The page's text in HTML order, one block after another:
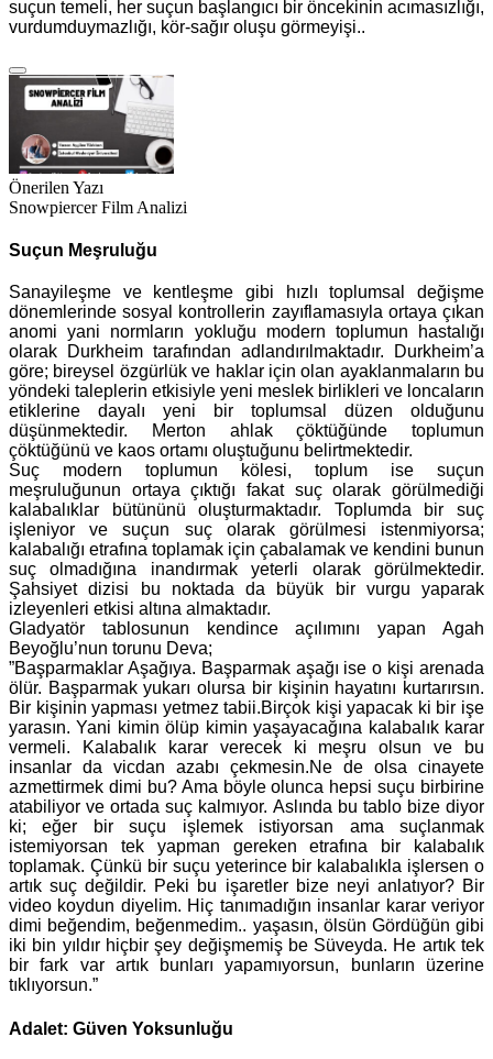
suçun temeli, her suçun başlangıcı bir öncekinin acımasızlığı,
vurdumduymazlığı, kör-sağır oluşu görmeyişi..
Önerilen Yazı
Snowpiercer Film Analizi
Suçun Meşruluğu
Sanayileşme ve kentleşme gibi hızlı toplumsal değişme
dönemlerinde sosyal kontrollerin zayıflamasıyla ortaya çıkan
anomi yani normların yokluğu modern toplumun hastalığı
olarak Durkheim tarafından adlandırılmaktadır. Durkheim’a
göre; bireysel özgürlük ve haklar için olan ayaklanmaların bu
yöndeki taleplerin etkisiyle yeni meslek birlikleri ve loncaların
etiklerine dayalı yeni bir toplumsal düzen olduğunu
düşünmektedir. Merton ahlak çöktüğünde toplumun
çöktüğünü ve kaos ortamı oluştuğunu belirtmektedir.
Suç modern toplumun kölesi, toplum ise suçun
meşruluğunun ortaya çıktığı fakat suç olarak görülmediği
kalabalıklar bütününü oluşturmaktadır. Toplumda bir suç
işleniyor ve suçun suç olarak görülmesi istenmiyorsa;
kalabalığı etrafına toplamak için çabalamak ve kendini bunun
suç olmadığına inandırmak yeterli olarak görülmektedir.
Şahsiyet dizisi bu noktada da büyük bir vurgu yaparak
izleyenleri etkisi altına almaktadır.
Gladyatör tablosunun kendince açılımını yapan Agah
Beyoğlu’nun torunu Deva;
”Başparmaklar Aşağıya. Başparmak aşağı ise o kişi arenada
ölür. Başparmak yukarı olursa bir kişinin hayatını kurtarırsın.
Bir kişinin yapması yetmez tabii.Birçok kişi yapacak ki bir işe
yarasın. Yani kimin ölüp kimin yaşayacağına kalabalık karar
vermeli. Kalabalık karar verecek ki meşru olsun ve bu
insanlar da vicdan azabı çekmesin.Ne de olsa cinayete
azmettirmek dimi bu? Ama böyle olunca hepsi suçu birbirine
atabiliyor ve ortada suç kalmıyor. Aslında bu tablo bize diyor
ki; eğer bir suçu işlemek istiyorsan ama suçlanmak
istemiyorsan tek yapman gereken etrafına bir kalabalık
toplamak. Çünkü bir suçu yeterince bir kalabalıkla işlersen o
artık suç değildir. Peki bu işaretler bize neyi anlatıyor? Bir
video koydun diyelim. Hiç tanımadığın insanlar karar veriyor
dimi beğendim, beğenmedim.. yaşasın, ölsün Gördüğün gibi
iki bin yıldır hiçbir şey değişmemiş be Süveyda. He artık tek
bir fark var artık bunları yapamıyorsun, bunların üzerine
tıklıyorsun.”
Adalet: Güven Yoksunluğu